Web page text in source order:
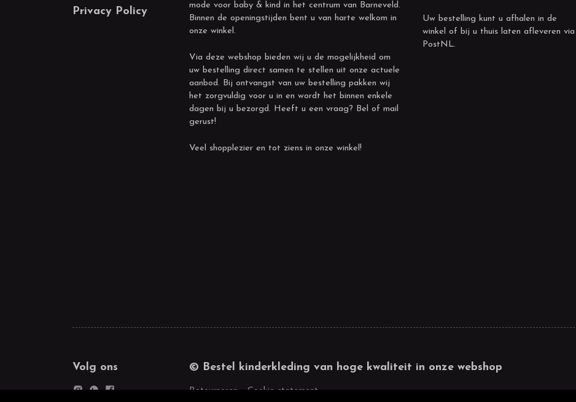
Privacy Policy
mode voor baby & kind in het centrum van Barneveld.
Binnen de openingstijden bent u van harte welkom in
onze winkel.
Via deze webshop bieden wij u de mogelijkheid om
uw bestelling direct samen te stellen uit onze actuele
aanbod. Bij ontvangst van uw bestelling pakken wij
het zorgvuldig voor u in en wordt het binnen enkele
dagen bij u bezorgd. Heeft u een vraag? Bel of mail
gerust!
Veel shopplezier en tot ziens in onze winkel!
Uw bestelling kunt u afhalen in de
winkel of bij u thuis laten afleveren via
PostNL.
Volg ons © Bestel kinderkleding van hoge kwaliteit in onze webshop
Retourneren Cookie statement